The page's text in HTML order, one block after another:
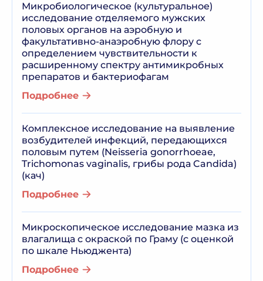
Микробиологическое (культуральное)
исследование отделяемого мужских
половых органов на аэробную и
факультативно-анаэробную флору с
определением чувствительности к
расширенному спектру антимикробных
препаратов и бактериофагам
Подробнее
Комплексное исследование на выявление
возбудителей инфекций, передающихся
половым путем (Neisseria gonorrhoeae,
Trichomonas vaginalis, грибы рода Candida)
(кач)
Подробнее
Микроскопическое исследование мазка из
влагалища с окраской по Граму (с оценкой
по шкале Ньюджента)
Подробнее